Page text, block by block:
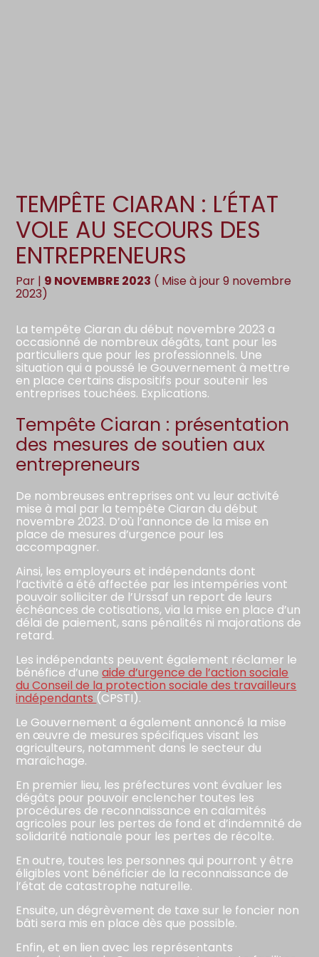
TEMPÊTE CIARAN : L’ÉTAT
VOLE AU SECOURS DES
ENTREPRENEURS
Par | 9 NOVEMBRE 2023 ( Mise à jour 9 novembre
2023)
La tempête Ciaran du début novembre 2023 a
occasionné de nombreux dégâts, tant pour les
particuliers que pour les professionnels. Une
situation qui a poussé le Gouvernement à mettre
en place certains dispositifs pour soutenir les
entreprises touchées. Explications.
Tempête Ciaran : présentation
des mesures de soutien aux
entrepreneurs
De nombreuses entreprises ont vu leur activité
mise à mal par la tempête Ciaran du début
novembre 2023. D’où l’annonce de la mise en
place de mesures d’urgence pour les
accompagner.
Ainsi, les employeurs et indépendants dont
l’activité a été affectée par les intempéries vont
pouvoir solliciter de l’Urssaf un report de leurs
échéances de cotisations, via la mise en place d’un
délai de paiement, sans pénalités ni majorations de
retard.
Les indépendants peuvent également réclamer le
bénéfice d’uneaide d’urgence de l’action sociale
du Conseil de la protection sociale des travailleurs
indépendants (CPSTI).
Le Gouvernement a également annoncé la mise
en œuvre de mesures spécifiques visant les
agriculteurs, notamment dans le secteur du
maraîchage.
En premier lieu, les préfectures vont évaluer les
dégâts pour pouvoir enclencher toutes les
procédures de reconnaissance en calamités
agricoles pour les pertes de fond et d’indemnité de
solidarité nationale pour les pertes de récolte.
En outre, toutes les personnes qui pourront y être
éligibles vont bénéficier de la reconnaissance de
l’état de catastrophe naturelle.
Ensuite, un dégrèvement de taxe sur le foncier non
bâti sera mis en place dès que possible.
Enfin, et en lien avec les représentants